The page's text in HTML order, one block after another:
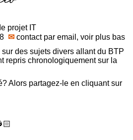
projet IT
✉contact par email, voir plus bas
des sujets divers allant du BTP
repris chronologiquement sur la
Alors partagez-le en cliquant sur